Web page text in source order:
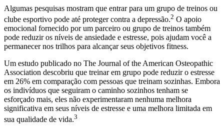
Algumas pesquisas mostram que entrar para um grupo de treinos ou
clube esportivo pode até proteger contra a depressão.2 O apoio
emocional fornecido por um parceiro ou grupo de treinos também
pode reduzir os níveis de ansiedade e estresse, pois ajudam você a
permanecer nos trilhos para alcançar seus objetivos fitness.
Um estudo publicado no The Journal of the American Osteopathic
Association descobriu que treinar em grupo pode reduzir o estresse
em 26% em comparação com pessoas que treinam sozinhas. Embora
os indivíduos que seguiram o caminho sozinhos tenham se
esforçado mais, eles não experimentaram nenhuma melhora
significativa em seus níveis de estresse e uma melhora limitada em
sua qualidade de vida.3